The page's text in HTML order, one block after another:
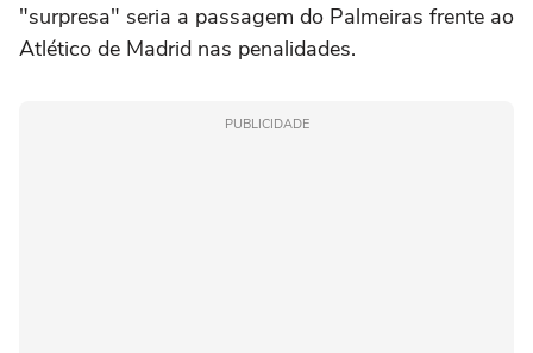
"surpresa" seria a passagem do Palmeiras frente ao
Atlético de Madrid nas penalidades.
PUBLICIDADE